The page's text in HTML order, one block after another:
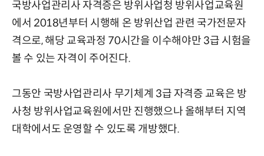
국방사업관리사 자격증은 방위사업청 방위사업교육원
에서 2018년부터 시행해 온 방위산업 관련 국가전문자
격으로, 해당 교육과정 70시간을 이수해야만 3급 시험을
볼 수 있는 자격이 주어진다.
그동안 국방사업관리사 무기체계 3급 자격증 교육은 방
사청 방위사업교육원에서만 진행했으나 올해부터 지역
대학에서도 운영할 수 있도록 개방했다.